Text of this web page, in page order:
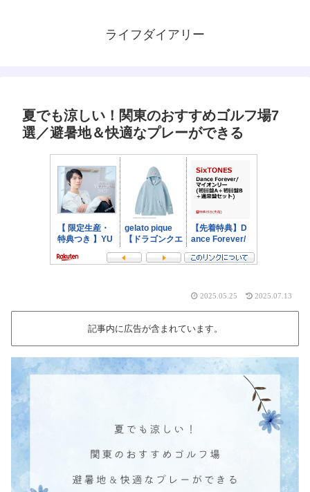
ライフダイアリー
夏でも涼しい！関東のおすすめゴルフ場7
選／避暑地＆快適なプレーができる
2025.05.25 2025.07.13
記事内に広告が含まれています。